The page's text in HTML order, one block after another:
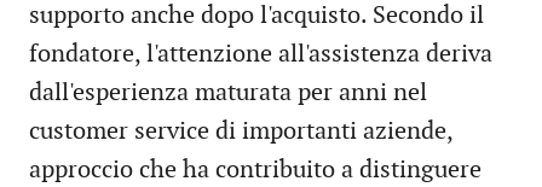
supporto anche dopo l'acquisto. Secondo il
fondatore, l'attenzione all'assistenza deriva
dall'esperienza maturata per anni nel
customer service di importanti aziende,
approccio che ha contribuito a distinguere